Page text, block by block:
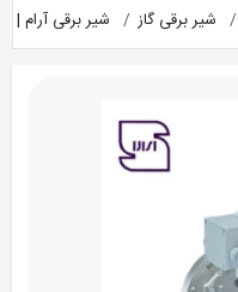
شیر برقی گاز شیر برقی آرام | SET144/SQ/DN65-DN80